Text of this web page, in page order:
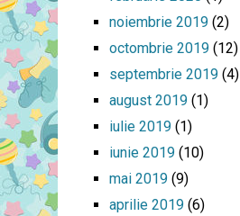
noiembrie 2019(2)
octombrie 2019(12)
septembrie 2019(4)
august 2019(1)
iulie 2019(1)
iunie 2019(10)
mai 2019(9)
aprilie 2019(6)